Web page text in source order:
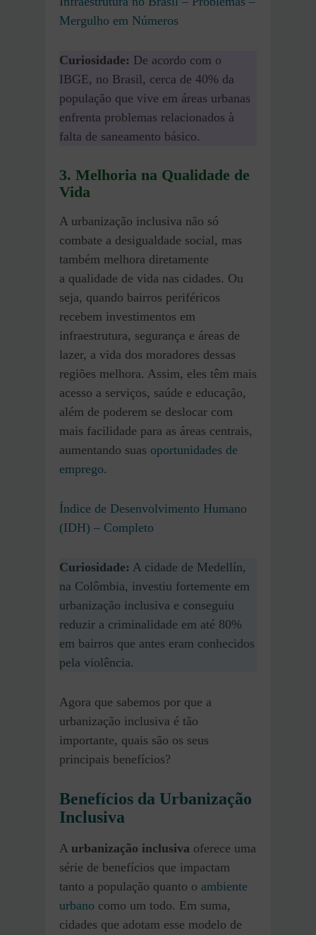
Mergulho em Números
Curiosidade: De acordo com o
IBGE, no Brasil, cerca de 40% da
população que vive em áreas urbanas
enfrenta problemas relacionados à
falta de saneamento básico.
3. Melhoria na Qualidade de
Vida
A urbanização inclusiva não só
combate a desigualdade social, mas
também melhora diretamente
a qualidade de vida nas cidades. Ou
seja, quando bairros periféricos
recebem investimentos em
infraestrutura, segurança e áreas de
lazer, a vida dos moradores dessas
regiões melhora. Assim, eles têm mais
acesso a serviços, saúde e educação,
além de poderem se deslocar com
mais facilidade para as áreas centrais,
aumentando suas oportunidades de
emprego.
Índice de Desenvolvimento Humano
(IDH) – Completo
Curiosidade: A cidade de Medellín,
na Colômbia, investiu fortemente em
urbanização inclusiva e conseguiu
reduzir a criminalidade em até 80%
em bairros que antes eram conhecidos
pela violência.
Agora que sabemos por que a
urbanização inclusiva é tão
importante, quais são os seus
principais benefícios?
Benefícios da Urbanização
Inclusiva
A urbanização inclusiva oferece uma
série de benefícios que impactam
tanto a população quanto o ambiente
urbano como um todo. Em suma,
cidades que adotam esse modelo de